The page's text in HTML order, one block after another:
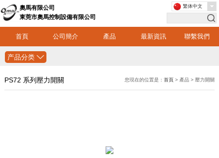
奧馬有限公司
東莞市奧馬控制設備有限公司
首頁 公司簡介 產品 最新資訊 聯繫我們
繁体中文
产品分类
PS72 系列壓力開關 您現在的位置是：首頁 > 產品 > 壓力開關